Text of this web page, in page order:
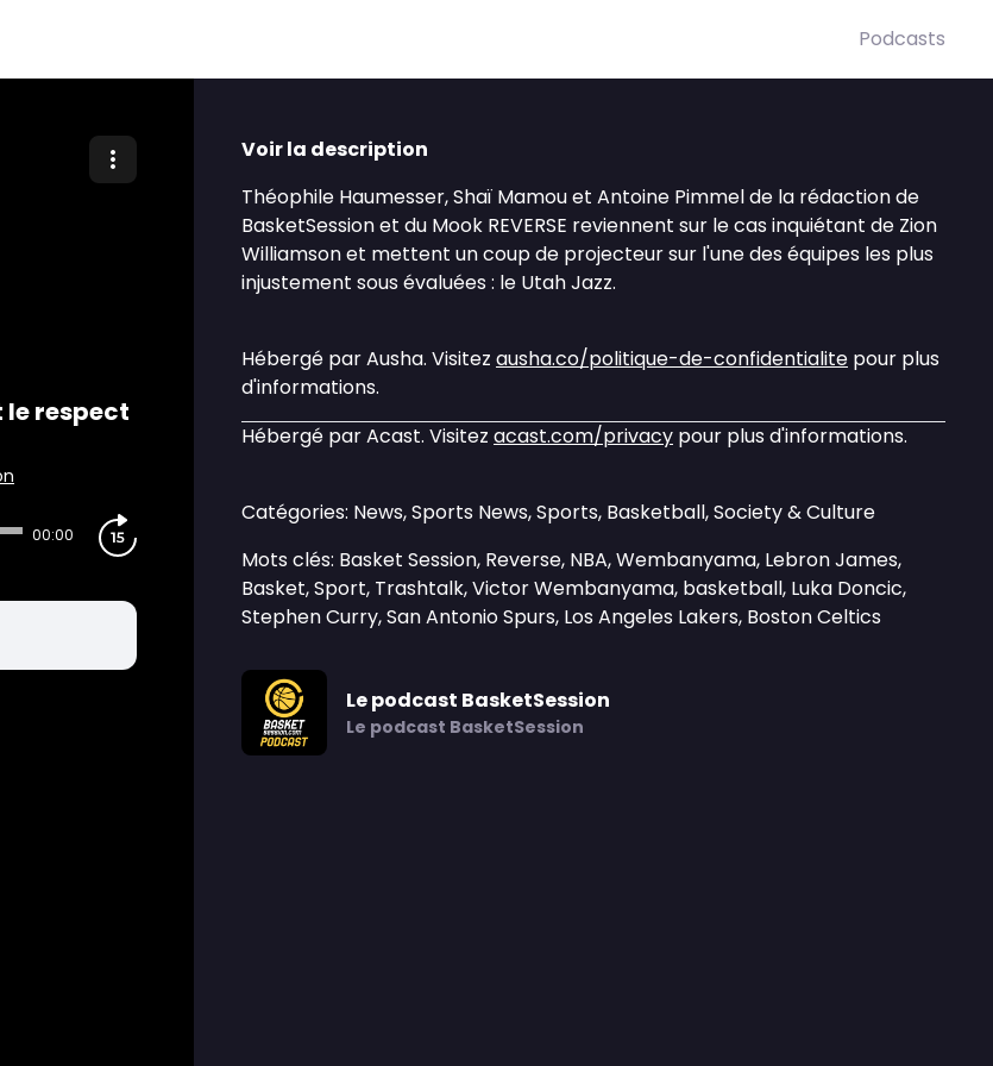
Podcasts
le respect
00:00
Voir la description
Théophile Haumesser, Shaï Mamou et Antoine Pimmel de la rédaction de
BasketSession et du Mook REVERSE reviennent sur le cas inquiétant de Zion
Williamson et mettent un coup de projecteur sur l'une des équipes les plus
injustement sous évaluées : le Utah Jazz.
Hébergé par Ausha. Visitez ausha.co/politique-de-confidentialite pour plus
d'informations.
Hébergé par Acast. Visitez acast.com/privacy pour plus d'informations.
Catégories: News, Sports News, Sports, Basketball, Society & Culture
Mots clés: Basket Session, Reverse, NBA, Wembanyama, Lebron James,
Basket, Sport, Trashtalk, Victor Wembanyama, basketball, Luka Doncic,
Stephen Curry, San Antonio Spurs, Los Angeles Lakers, Boston Celtics
Le podcast BasketSession
Le podcast BasketSession